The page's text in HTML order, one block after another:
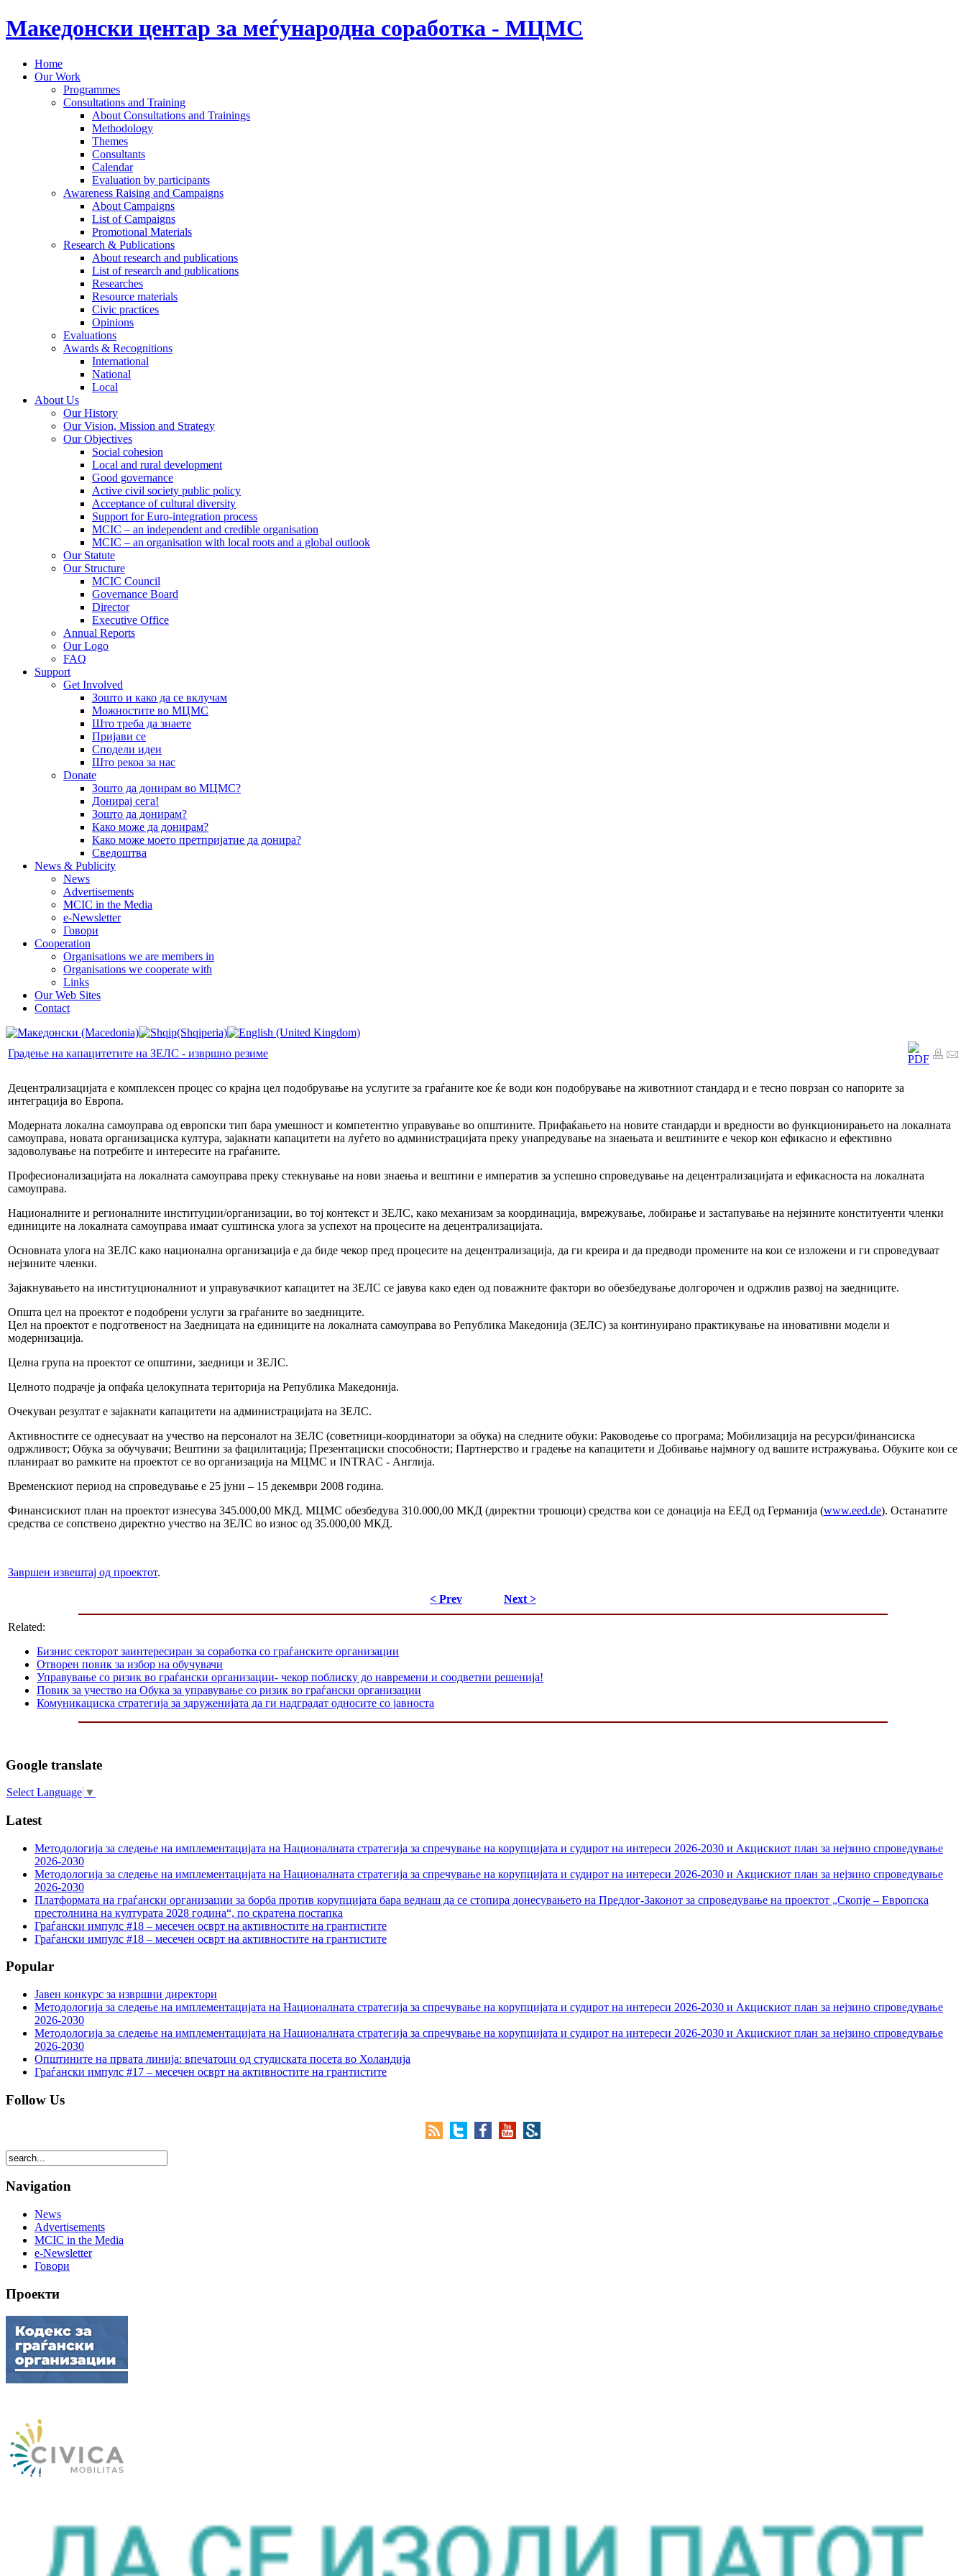
Македонски центар за меѓународна соработка - МЦМС
Home
Our Work
Programmes
Consultations and Training
About Consultations and Trainings
Methodology
Themes
Consultants
Calendar
Evaluation by participants
Awareness Raising and Campaigns
About Campaigns
List of Campaigns
Promotional Materials
Research & Publications
About research and publications
List of research and publications
Researches
Resource materials
Civic practices
Opinions
Evaluations
Awards & Recognitions
International
National
Local
About Us
Our History
Our Vision, Mission and Strategy
Our Objectives
Social cohesion
Local and rural development
Good governance
Active civil society public policy
Acceptance of cultural diversity
Support for Euro-integration process
MCIC – an independent and credible organisation
MCIC – an organisation with local roots and a global outlook
Our Statute
Our Structure
MCIC Council
Governance Board
Director
Executive Office
Annual Reports
Our Logo
FAQ
Support
Get Involved
Зошто и како да се вклучам
Можностите во МЦМС
Што треба да знаете
Пријави се
Сподели идеи
Што рекоа за нас
Donate
Зошто да донирам во МЦМС?
Донирај сега!
Зошто да донирам?
Како може да донирам?
Како може моето претпријатие да донира?
Сведоштва
News & Publicity
News
Advertisements
MCIC in the Media
e-Newsletter
Говори
Cooperation
Organisations we are members in
Organisations we cooperate with
Links
Our Web Sites
Contact
Градење на капацитетите на ЗЕЛС - извршно резиме
Децентрализацијата е комплексен процес со крајна цел подобрување на услугите за граѓаните кое ќе води кон подобрување на животниот стандард и е тесно поврзан со напорите за
интеграција во Европа.
Модерната локална самоуправа од европски тип бара умешност и компетентно управување во општините. Прифаќањето на новите стандарди и вредности во функционирањето на локалната
самоуправа, новата организациска култура, зајакнати капацитети на луѓето во администрацијата преку унапредување на знаењата и вештините е чекор кон ефикасно и ефективно
задоволување на потребите и интересите на граѓаните.
Професионализацијата на локалната самоуправа преку стекнување на нови знаења и вештини е императив за успешно спроведување на децентрализацијата и ефикасноста на локалната
самоуправа.
Националните и регионалните институции/организации, во тој контекст и ЗЕЛС, како механизам за координација, вмрежување, лобирање и застапување на нејзините конституенти членки
единиците на локалната самоуправа имаат суштинска улога за успехот на процесите на децентрализацијата.
Основната улога на ЗЕЛС како национална организација е да биде чекор пред процесите на децентрализација, да ги креира и да предводи промените на кои се изложени и ги спроведуваат
нејзините членки.
Зајакнувањето на институционалниот и управувачкиот капацитет на ЗЕЛС се јавува како еден од поважните фактори во обезбедување долгорочен и одржлив развој на заедниците.
Општа цел на проектот е подобрени услуги за граѓаните во заедниците.
Цел на проектот е подготвеност на Заедницата на единиците на локалната самоуправа во Република Македонија (ЗЕЛС) за континуирано практикување на иновативни модели и
модернизација.
Целна група на проектот се општини, заедници и ЗЕЛС.
Целното подрачје ја опфаќа целокупната територија на Република Македонија.
Очекуван резултат е зајакнати капацитети на администрацијата на ЗЕЛС.
Активностите се однесуваат на учество на персоналот на ЗЕЛС (советници-координатори за обука) на следните обуки: Раководење со програма; Мобилизација на ресурси/финансиска
одржливост; Обука за обучувачи; Вештини за фацилитација; Презентациски способности; Партнерство и градење на капацитети и Добивање најмногу од вашите истражувања. Обуките кои се
планираат во рамките на проектот се во организација на МЦМС и INTRAC - Англија.
Временскиот период на спроведување е 25 јуни – 15 декември 2008 година.
Финансискиот план на проектот изнесува 345.000,00 МКД. МЦМС обезбедува 310.000,00 МКД (директни трошоци) средства кои се донација на ЕЕД од Германија (www.eed.de). Останатите
средства се сопствено директно учество на ЗЕЛС во износ од 35.000,00 МКД.
Завршен извештај од проектот.
< Prev Next >
Related:
Бизнис секторот заинтересиран за соработка со граѓанските организации
Отворен повик за избор на обучувачи
Управување со ризик во граѓански организации- чекор поблиску до навремени и соодветни решенија!
Повик за учество на Обука за управување со ризик во граѓански организации
Комуникациска стратегија за здруженијата да ги надградат односите со јавноста
Google translate
Select Language ▼
Latest
Методологија за следење на имплементацијата на Националната стратегија за спречување на корупцијата и судирот на интереси 2026-2030 и Акцискиот план за нејзино спроведување
2026-2030
Методологија за следење на имплементацијата на Националната стратегија за спречување на корупцијата и судирот на интереси 2026-2030 и Акцискиот план за нејзино спроведување
2026-2030
Платформата на граѓански организации за борба против корупцијата бара веднаш да се стопира донесувањето на Предлог-Законот за спроведување на проектот „Скопје – Европска
престолнина на културата 2028 година“, по скратена постапка
Граѓански импулс #18 – месечен осврт на активностите на грантистите
Граѓански импулс #18 – месечен осврт на активностите на грантистите
Popular
Јавен конкурс за извршни директори
Методологија за следење на имплементацијата на Националната стратегија за спречување на корупцијата и судирот на интереси 2026-2030 и Акцискиот план за нејзино спроведување
2026-2030
Методологија за следење на имплементацијата на Националната стратегија за спречување на корупцијата и судирот на интереси 2026-2030 и Акцискиот план за нејзино спроведување
2026-2030
Општините на првата линија: впечатоци од студиската посета во Холандија
Граѓански импулс #17 – месечен осврт на активностите на грантистите
Follow Us
Navigation
News
Advertisements
MCIC in the Media
e-Newsletter
Говори
Проекти